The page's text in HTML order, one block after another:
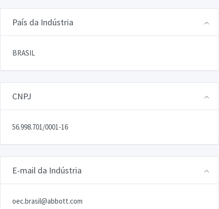
País da Indústria
BRASIL
CNPJ
56.998.701/0001-16
E-mail da Indústria
oec.brasil@abbott.com